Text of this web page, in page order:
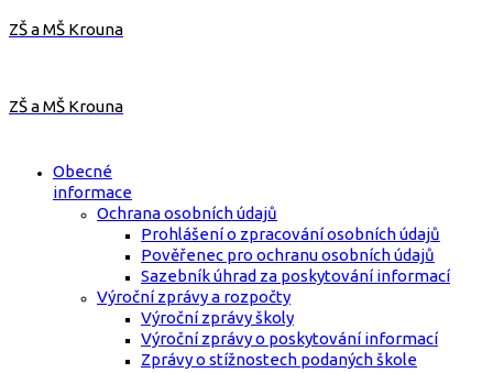
ZŠ a MŠ Krouna
ZŠ a MŠ Krouna
Obecné
informace
Ochrana osobních údajů
Prohlášení o zpracování osobních údajů
Pověřenec pro ochranu osobních údajů
Sazebník úhrad za poskytování informací
Výroční zprávy a rozpočty
Výroční zprávy školy
Výroční zprávy o poskytování informací
Zprávy o stížnostech podaných škole